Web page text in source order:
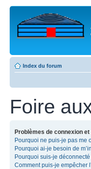
Index du forum
Foire
Problèmes de connexion et
Pourquoi ne puis-je pas me
Pourquoi ai-je besoin de
Pourquoi suis-je
Comment puis-je empêcher